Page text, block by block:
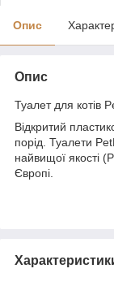
Опис
Опис
Туалет для котів
Відкритий
порід. Туалети
найвищої якості
Європі.